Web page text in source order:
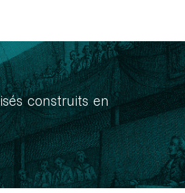
construits en